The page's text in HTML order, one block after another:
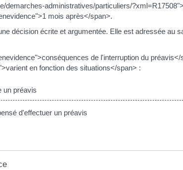
demarches-administratives/particuliers/
mois après</span>.
décision écrite et argumentée. Elle est adressée au
de l'interruption du
en fonction des situations</span> :
un préavis
d'effectuer un préavis